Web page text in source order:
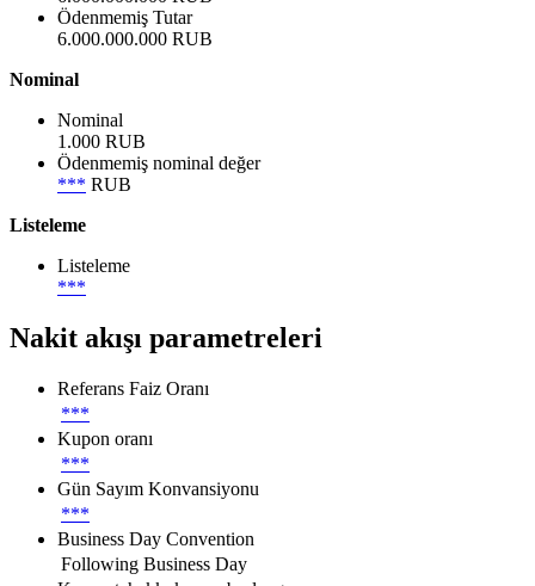
Ödenmemiş Tutar
6.000.000.000 RUB
Nominal
Nominal
1.000 RUB
Ödenmemiş nominal değer
*** RUB
Listeleme
Listeleme
***
Nakit akışı parametreleri
Referans Faiz Oranı
***
Kupon oranı
***
Gün Sayım Konvansiyonu
***
Business Day Convention
Following Business Day